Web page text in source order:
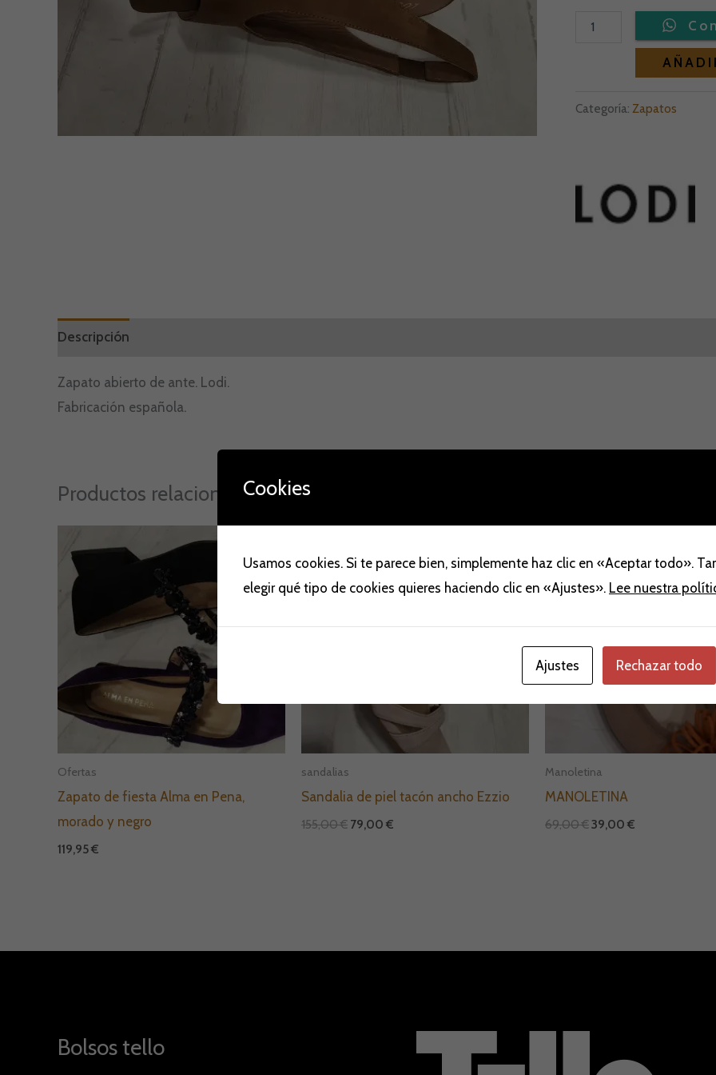
119,00
Categoría: Zapatos
Descripción
Zapato abierto de ante. Lodi.
Fabricación española.
Productos relacionados
Ofertas
Zapato de fiesta Alma en Pena,
morado y negro
119,95€
¡Oferta!
¡Oferta!
sandalias
Sandalia de piel tacón ancho Ezzio
155,00€
original
155,00 €.
79,00 €
actual
79,00 €.
¡Oferta!
¡Oferta!
Manoletina
MANOLETINA
69,00€
original
69,00 €.
39,00 €
actual
39,00 €.
Bolsos tello
Cookies
Usamos cookies. Si te parece bien, simplemente haz clic en «Aceptar todo».
elegir qué tipo de cookies quieres haciendo clic en «Ajustes». Lee nuestra
Ajustes Rechazar todo